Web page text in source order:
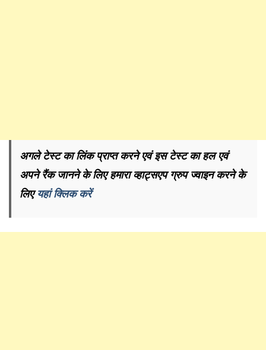
अगले टेस्ट का लिंक प्राप्त करने एवं इस टेस्ट का हल एवं
अपने रैंक जानने के लिए हमारा व्हाट्सएप ग्रुप ज्वाइन करने के
लिएयहां क्लिक करें